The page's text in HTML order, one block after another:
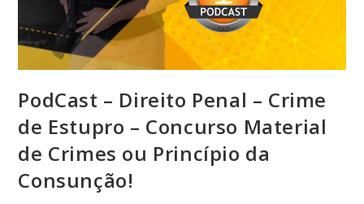
PodCast – Direito Penal – Crime
de Estupro – Concurso Material
de Crimes ou Princípio da
Consunção!